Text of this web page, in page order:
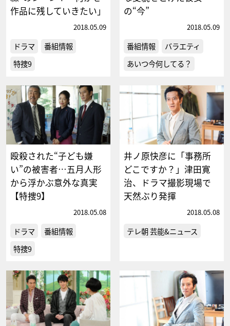
作品に残していきたい」
2018.05.09
ドラマ
番組情報
特捜9
の“今”
2018.05.09
番組情報
バラエティ
あいつ今何してる？
殴殺された“子ども嫌
い”の被害者…五月人形
から浮かぶ意外な真実
【特捜9】
2018.05.08
ドラマ
番組情報
特捜9
井ノ原快彦に「事務所
どこですか？」津田寛
治、ドラマ撮影現場で
天然ぶり発揮
2018.05.08
テレ朝 芸能&ニュース